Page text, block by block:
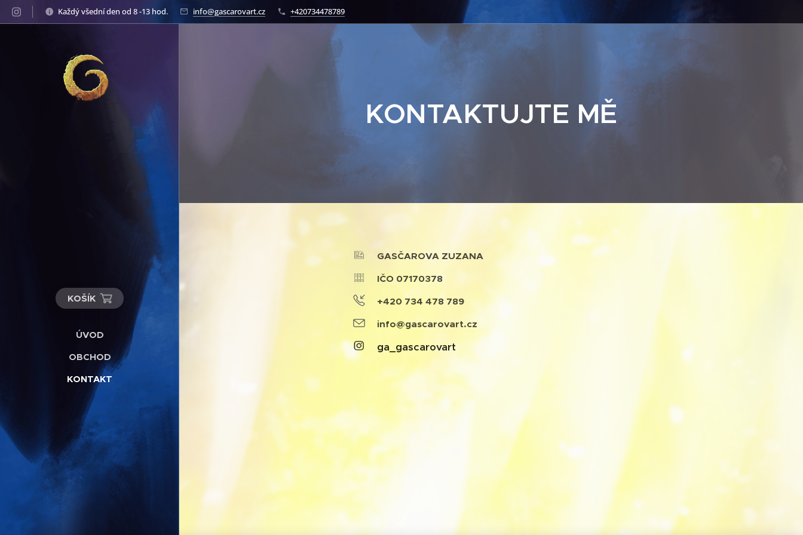
Každý všední den od 8 -13 hod. info@gascarovart.cz +420734478789
KOŠÍK
ÚVOD
OBCHOD
KONTAKT
KONTAKTUJTE MĚ
GASČAROVA ZUZANA
IČO 07170378
+420 734 478 789
info@gascarovart.cz
ga_gascarovart